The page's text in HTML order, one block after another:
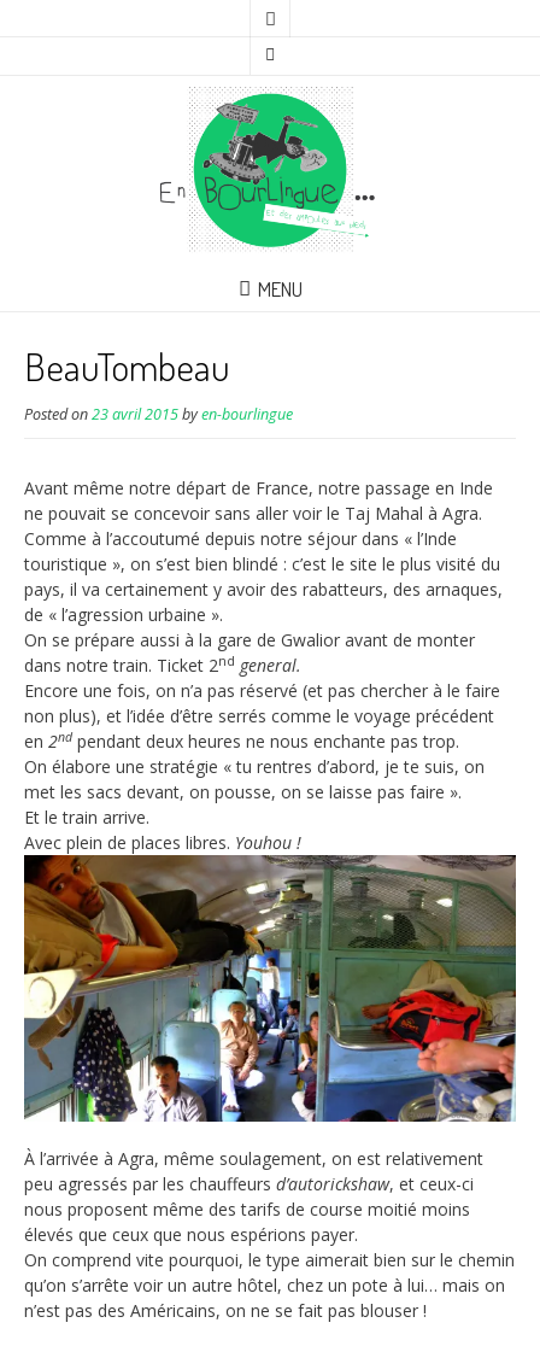
MENU
BeauTombeau
Posted on23 avril 2015byen-bourlingue
Avant même notre départ de France, notre passage en Inde
ne pouvait se concevoir sans aller voir le Taj Mahal à Agra.
Comme à l’accoutumé depuis notre séjour dans « l’Inde
touristique », on s’est bien blindé : c’est le site le plus visité du
pays, il va certainement y avoir des rabatteurs, des arnaques,
de « l’agression urbaine ».
On se prépare aussi à la gare de Gwalior avant de monter
dans notre train. Ticket 2nd general.
Encore une fois, on n’a pas réservé (et pas chercher à le faire
non plus), et l’idée d’être serrés comme le voyage précédent
en 2ndpendant deux heures ne nous enchante pas trop.
On élabore une stratégie « tu rentres d’abord, je te suis, on
met les sacs devant, on pousse, on se laisse pas faire ».
Et le train arrive.
Avec plein de places libres. Youhou !
À l’arrivée à Agra, même soulagement, on est relativement
peu agressés par les chauffeurs d’autorickshaw, et ceux-ci
nous proposent même des tarifs de course moitié moins
élevés que ceux que nous espérions payer.
On comprend vite pourquoi, le type aimerait bien sur le chemin
qu’on s’arrête voir un autre hôtel, chez un pote à lui… mais on
n’est pas des Américains, on ne se fait pas blouser !